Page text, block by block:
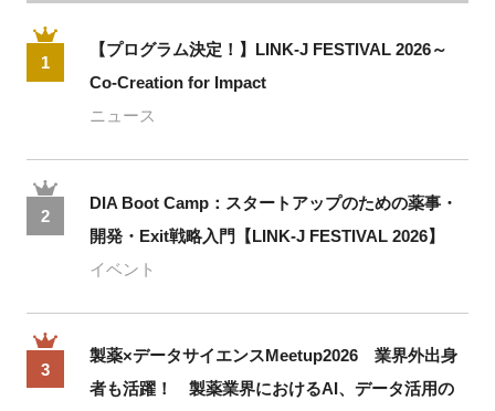
1
【プログラム決定！】LINK-J FESTIVAL 2026～
Co-Creation for Impact
ニュース
2
DIA Boot Camp：スタートアップのための薬事・
開発・Exit戦略入門【LINK-J FESTIVAL 2026】
イベント
3
製薬×データサイエンスMeetup2026 業界外出身
者も活躍！ 製薬業界におけるAI、データ活用の